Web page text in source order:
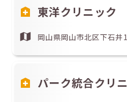
東洋クリニック
岡山県岡山市北区下石井
パーク統合クリ